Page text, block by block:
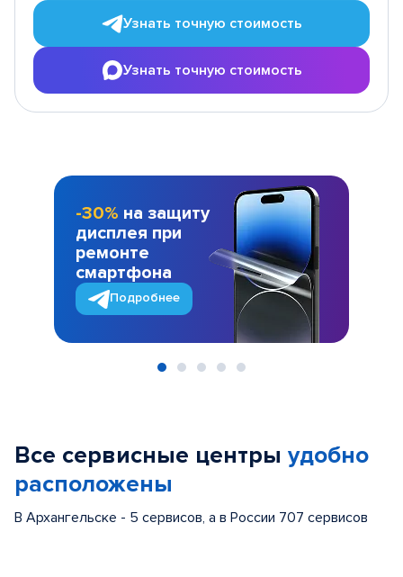
Узнать точную стоимость
Узнать точную стоимость
-30% на защиту
дисплея при
ремонте
смартфона
Подробнее
Все сервисные центры удобно
расположены
В Архангельске - 5 сервисов, а в России 707 сервисов